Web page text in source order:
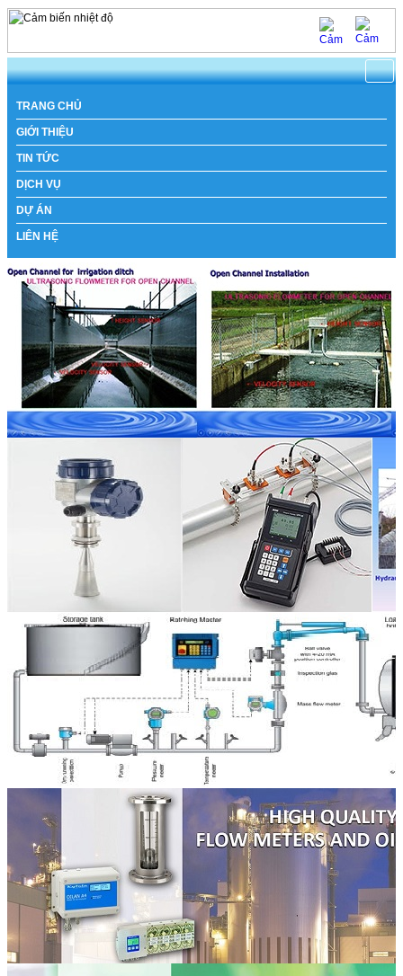
https://www.natachi.net
TRANG CHỦ
GIỚI THIỆU
TIN TỨC
DỊCH VỤ
DỰ ÁN
LIÊN HỆ